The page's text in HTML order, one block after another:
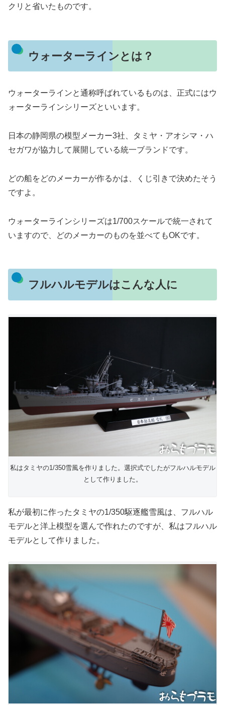
クリと省いたものです。
ウォーターラインとは？
ウォーターラインと通称呼ばれているものは、正式にはウ
ォーターラインシリーズといいます。
日本の静岡県の模型メーカー3社、タミヤ・アオシマ・ハ
セガワが協力して展開している統一ブランドです。
どの船をどのメーカーが作るかは、くじ引きで決めたそう
ですよ。
ウォーターラインシリーズは1/700スケールで統一されて
いますので、どのメーカーのものを並べてもOKです。
フルハルモデルはこんな人に
私はタミヤの1/350雪風を作りました。選択式でしたがフルハルモデル
として作りました。
私が最初に作ったタミヤの1/350駆逐艦雪風は、フルハル
モデルと洋上模型を選んで作れたのですが、私はフルハル
モデルとして作りました。